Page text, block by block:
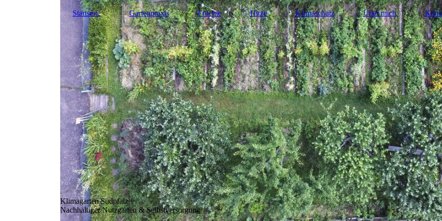
Startseite Gartenpraxis Früchte Hitze Klimaschutz Über mich
Klimagarten Südpfalz
Nachhaltiger Nutzgarten & Selbstversorgung